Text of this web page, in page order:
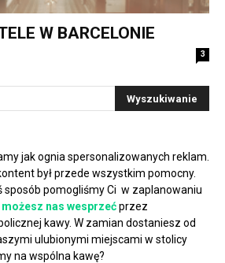
W BARCELONIE
3
jak ognia spersonalizowanych reklam.
był przede wszystkim pomocny.
sposób pomogliśmy Ci w zaplanowaniu
możesz nas wesprzećprzez
kawy. W zamian dostaniesz od
ulubionymi miejscami w stolicy
na wspólna kawę?